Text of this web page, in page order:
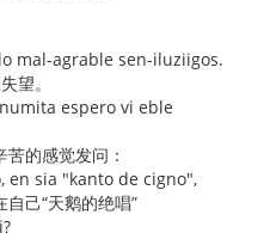
mal-agrable sen-iluziigos.
望。
espero vi eble
的感觉发问：
en sia "kanto de cigno",
己“天鹅的绝唱”